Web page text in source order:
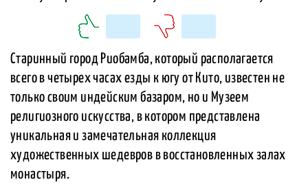
Старинный город Риобамба, который располагается
всего в четырех часах езды к югу от Кито, известен не
только своим индейским базаром, но и Музеем
религиозного искусства, в котором представлена
уникальная и замечательная коллекция
художественных шедевров в восстановленных залах
монастыря.